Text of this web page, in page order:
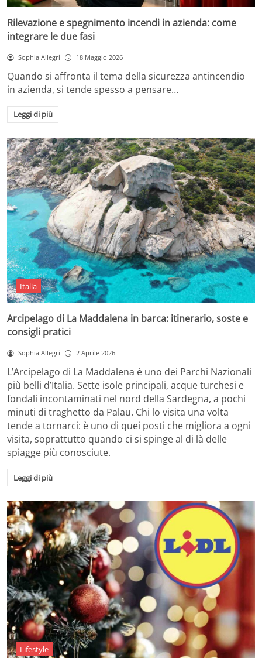
Rilevazione e spegnimento incendi in azienda: come
integrare le due fasi
Sophia Allegri 18 Maggio 2026
Quando si affronta il tema della sicurezza antincendio
in azienda, si tende spesso a pensare…
Leggi di più
Italia
Arcipelago di La Maddalena in barca: itinerario, soste e
consigli pratici
Sophia Allegri 2 Aprile 2026
L’Arcipelago di La Maddalena è uno dei Parchi Nazionali
più belli d’Italia. Sette isole principali, acque turchesi e
fondali incontaminati nel nord della Sardegna, a pochi
minuti di traghetto da Palau. Chi lo visita una volta
tende a tornarci: è uno di quei posti che migliora a ogni
visita, soprattutto quando ci si spinge al di là delle
spiagge più conosciute.
Leggi di più
Lifestyle